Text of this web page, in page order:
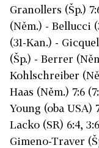
Granollers (Šp.)
(Něm.) - Bellucci
(31-Kan.) -
(Šp.) - Berrer
Kohlschreiber
Haas (Něm.) 7:6
Young (oba USA)
Lacko (SR) 6:4,
Gimeno-Traver